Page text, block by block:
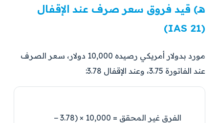
هـ) قيد فروق سعر صرف عند الإقفال
(IAS 21)
مورد بدولار أمريكي رصيده 10,000 دولار، سعر الصرف
عند الفاتورة 3.75، وعند الإقفال 3.78:
الفرق غير المحقق = 10,000 × (3.78 −